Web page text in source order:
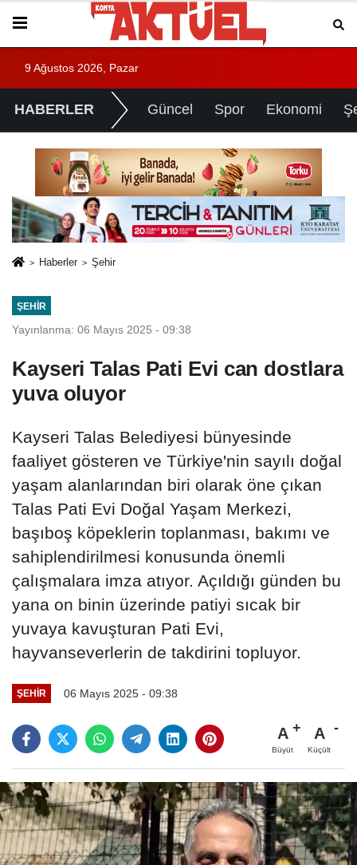
9 Ağustos 2026, Pazar
HABERLER Güncel Spor Ekonomi
Haberler Şehir
ŞEHIR
Yayınlanma: 06 Mayıs 2025 - 09:38
Kayseri Talas Pati Evi can dostlara
yuva oluyor
Kayseri Talas Belediyesi bünyesinde
faaliyet gösteren ve Türkiye'nin sayılı doğal
yaşam alanlarından biri olarak öne çıkan
Talas Pati Evi Doğal Yaşam Merkezi,
başıboş köpeklerin toplanması, bakımı ve
sahiplendirilmesi konusunda önemli
çalışmalara imza atıyor. Açıldığı günden bu
yana on binin üzerinde patiyi sıcak bir
yuvaya kavuşturan Pati Evi,
hayvanseverlerin de takdirini topluyor.
ŞEHIR 06 Mayıs 2025 - 09:38
A
Büyüt
A
Küçült